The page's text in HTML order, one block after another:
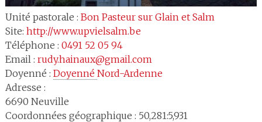
Unité pastorale : Bon Pasteur sur Glain et Salm
Site: http://www.upvielsalm.be
Téléphone : 0491 52 05 94
Email : rudy.hainaux@gmail.com
Doyenné : Doyenné Nord-Ardenne
Adresse :
6690 Neuville
Coordonnées géographique : 50,281:5,931